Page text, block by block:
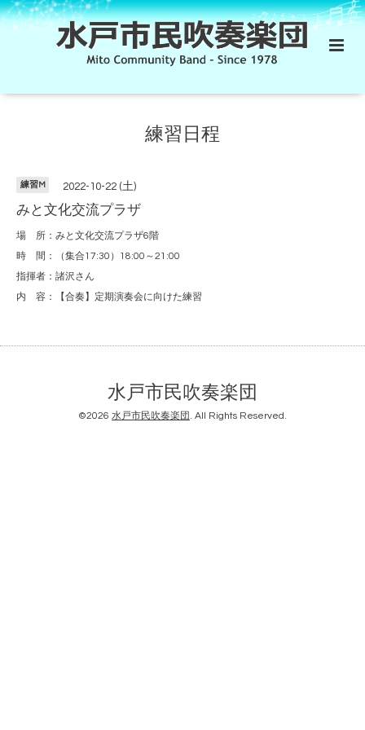
練習日程
練習M 2022-10-22 (土)
みと文化交流プラザ
場 所：みと文化交流プラザ6階
時 間：（集合17:30）18:00～21:00
指揮者：諸沢さん
内 容：【合奏】定期演奏会に向けた練習
水戸市民吹奏楽団
©2026 水戸市民吹奏楽団 . All Rights Reserved.